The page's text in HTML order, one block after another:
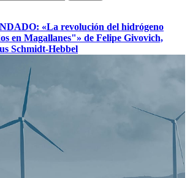
«La revolución del hidrógeno
en Magallanes"» de Felipe Givovich,
Schmidt-Hebbel